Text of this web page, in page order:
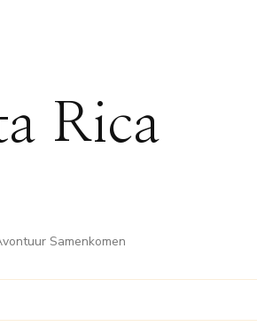
Rica
Samenkomen